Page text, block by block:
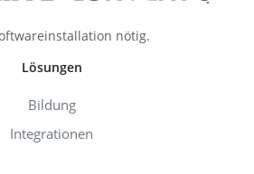
nötig.
Lösungen
Bildung
Integrationen